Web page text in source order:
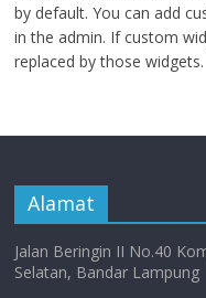
by default. You can add
in the admin. If custom
replaced by those widgets.
Alamat
Jalan Beringin II No.40
Selatan, Bandar Lampung